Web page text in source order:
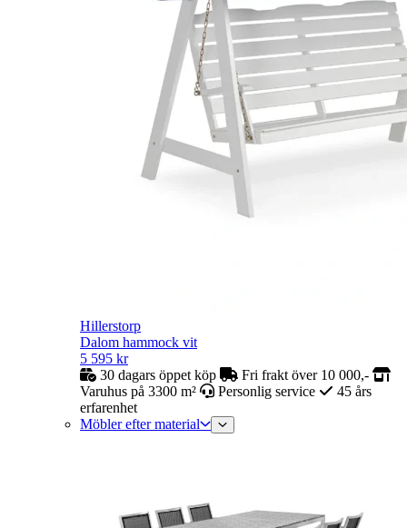
Hillerstorp
Dalom hammock vit
5 595 kr
30 dagars öppet köp
Fri frakt över 10 000,-
Varuhus på 3300 m²
Personlig service
45 års
erfarenhet
Möbler efter material